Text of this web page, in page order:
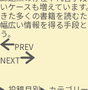
いケースも増えていま
きた多くの書籍を読む
幅広い情報を得る手段
う。
PREV
NEXT